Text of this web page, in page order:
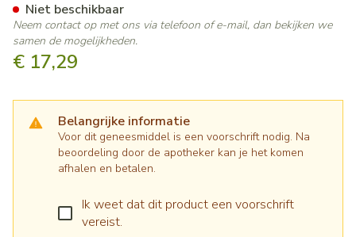
€ 17,29
Belangrijke informatie
Voor dit geneesmiddel is een voorschrift nodig. Na
beoordeling door de apotheker kan je het komen
afhalen en betalen.
Ik weet dat dit product een voorschrift
vereist.
Niet beschikbaar
Neem contact op met ons via telefoon of e-mail, dan bekijken we
samen de mogelijkheden.